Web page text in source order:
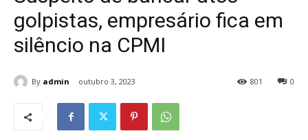
golpistas, empresário fica em
silêncio na CPMI
By admin outubro 3, 2023 0
801